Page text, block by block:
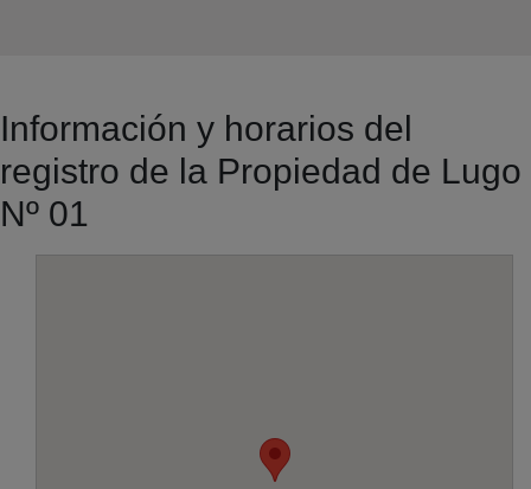
Información y horarios del
registro de la Propiedad de Lugo
Nº 01